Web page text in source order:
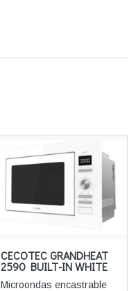
CECOTEC GRANDHEAT
2590 BUILT-IN WHITE
Microondas encastrable